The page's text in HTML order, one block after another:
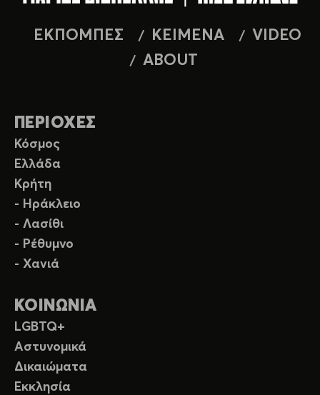
ΕΚΠΟΜΠΕΣ ΚΕΙΜΕΝΑ
VIDEO
ABOUT
ΠΕΡΙΟΧΕΣ
Κόσμος
Ελλάδα
Κρήτη
- Ηράκλειο
- Λασίθι
- Ρέθυμνο
- Χανιά
ΚΟΙΝΩΝΙΑ
LGBTQ+
Αστυνομικά
Δικαιώματα
Εκκλησία